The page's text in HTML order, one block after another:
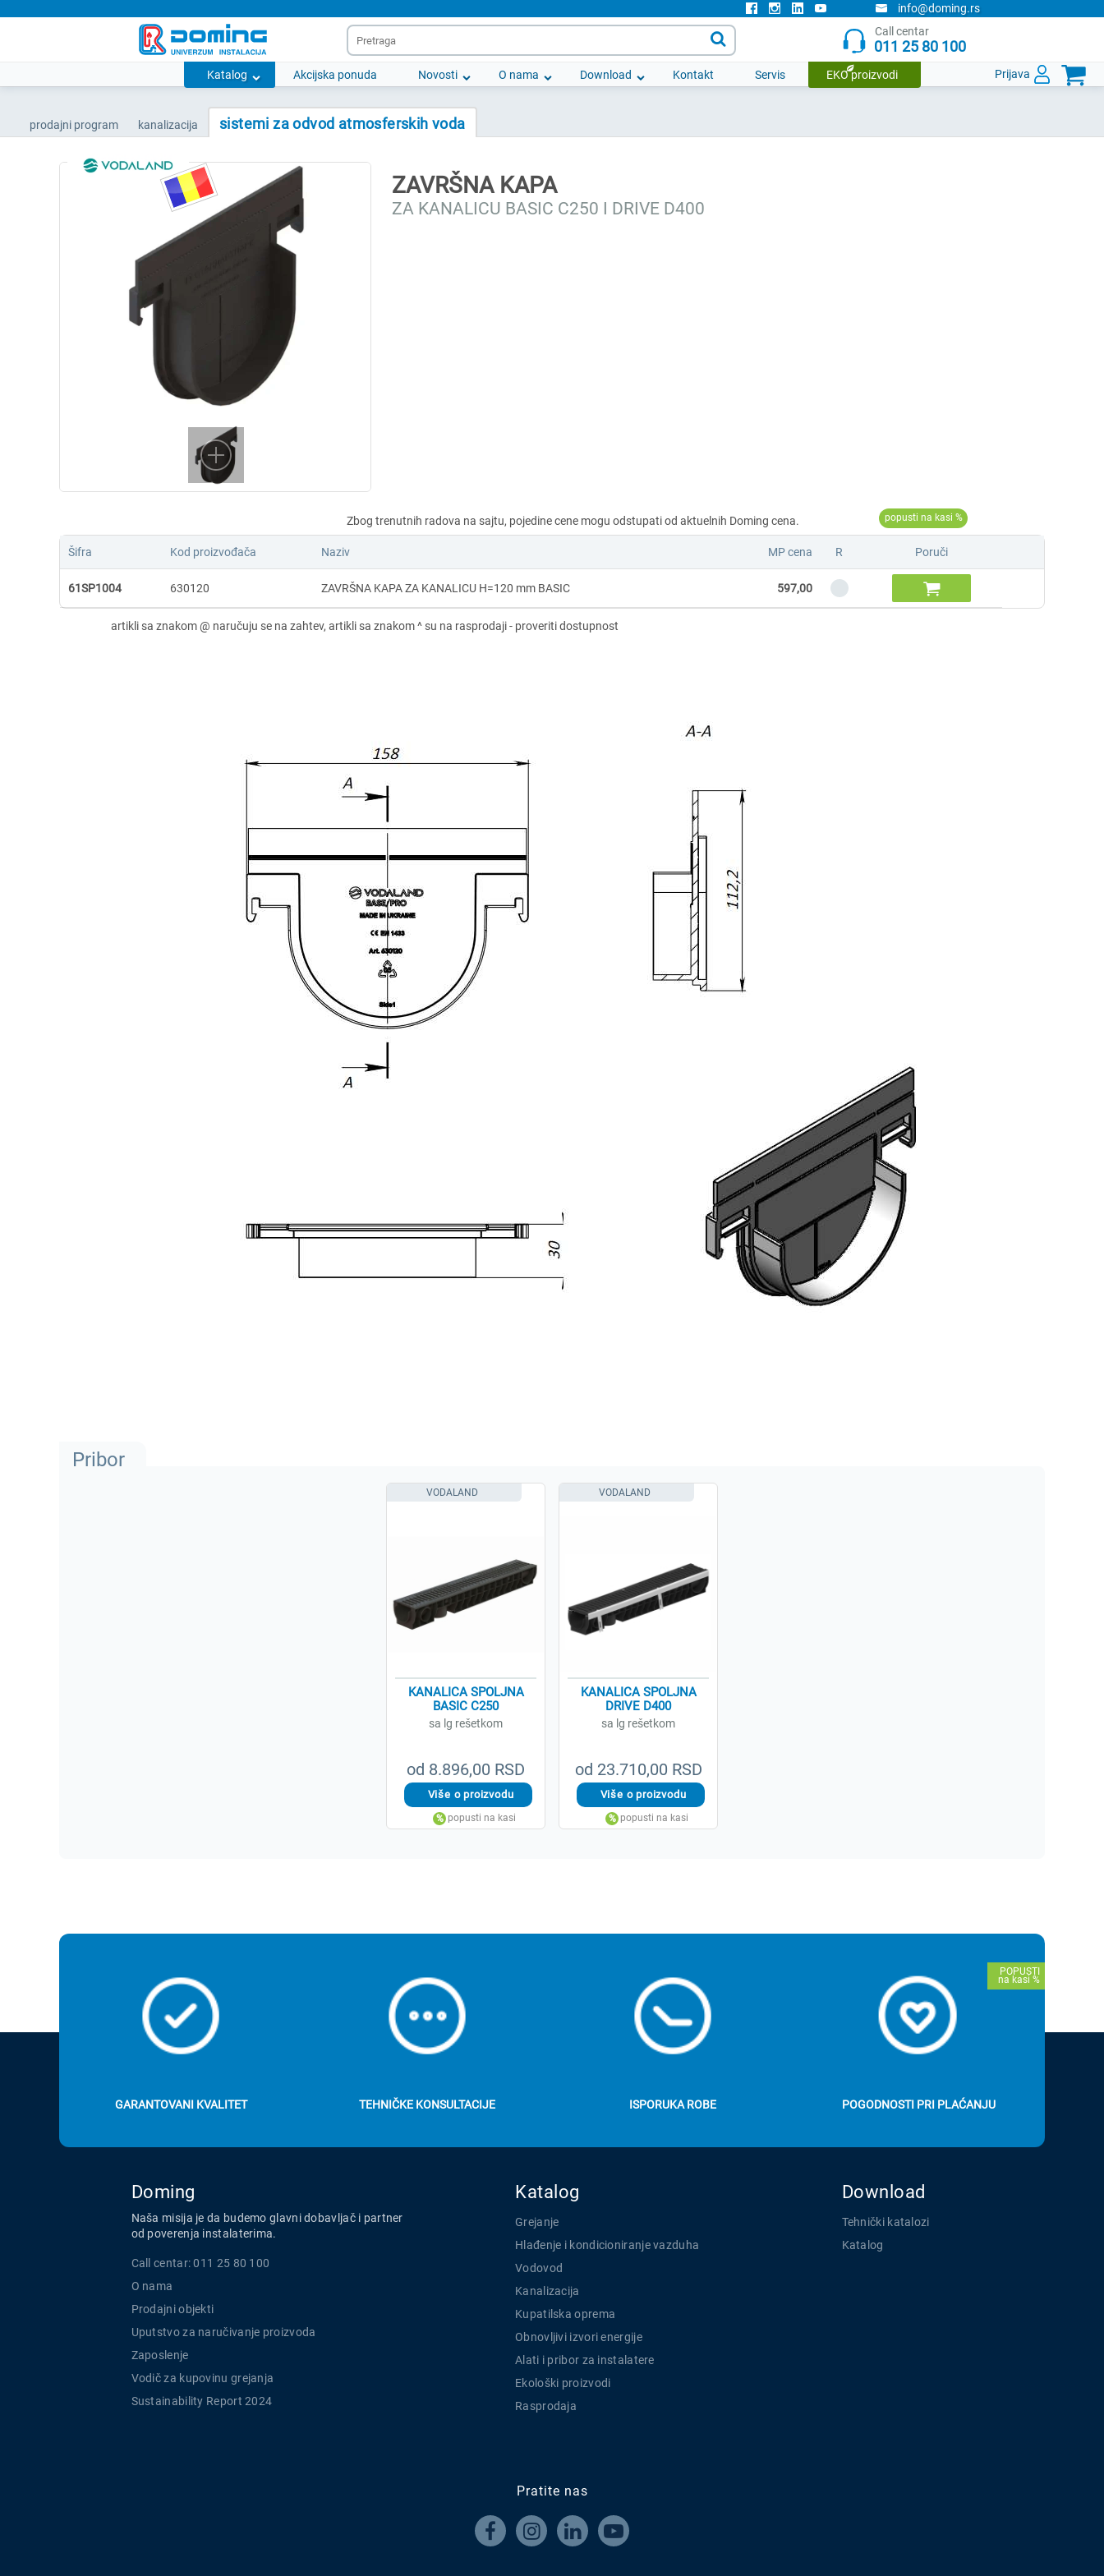
info@doming.rs
Call centar
011 25 80 100
Katalog Akcijska ponuda Novosti O nama Download Kontakt Servis EKO proizvodi Prijava 

prodajni program kanalizacija sistemi za odvod atmosferskih voda
ZAVRŠNA KAPA
ZA KANALICU BASIC C250 I DRIVE D400
Šifra Kod proizvođača Naziv MP cena R Poruči
61SP1004 630120 ZAVRŠNA KAPA ZA KANALICU H=120 mm BASIC 597,00 
Pribor
od 8.896,00 RSD
KANALICA SPOLJNA
BASIC C250
sa lg rešetkom
VODALAND
od 23.710,00 RSD
KANALICA SPOLJNA
DRIVE D400
sa lg rešetkom
VODALAND
GARANTOVANI KVALITET TEHNIČKE KONSULTACIJE ISPORUKA ROBE POGODNOSTI PRI PLAĆANJU
Doming
Naša misija je da budemo glavni dobavljač i partner
od poverenja instalaterima.
Call centar: 011 25 80 100
O nama
Prodajni objekti
Uputstvo za naručivanje proizvoda
Zaposlenje
Vodič za kupovinu grejanja
Sustainability Report 2024
Katalog
Grejanje
Hlađenje i kondicioniranje vazduha
Vodovod
Kanalizacija
Kupatilska oprema
Obnovljivi izvori energije
Alati i pribor za instalatere
Ekološki proizvodi
Rasprodaja
Download
Tehnički katalozi
Katalog
Pratite nas
   